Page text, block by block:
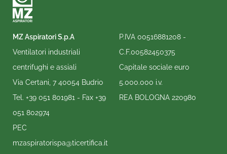
MZ Aspiratori S.p.A
Ventilatori industriali
centrifughi e assiali
Via Certani, 7 40054 Budrio
Tel. +39 051 801981 - Fax +39
051 802974
PEC
mzaspiratorispa@ticertifica.it
P.IVA 00516881208 -
C.F.00582450375
Capitale sociale euro
5.000.000 i.v.
REA BOLOGNA 220980